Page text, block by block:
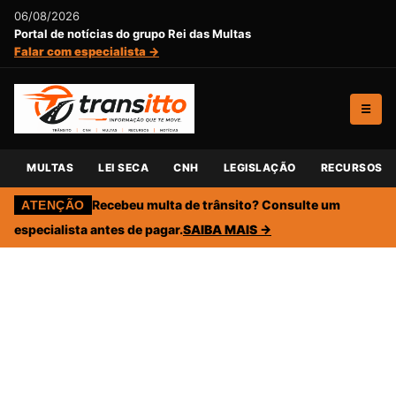
06/08/2026
Portal de notícias do grupo Rei das Multas
Falar com especialista →
☰
MULTAS LEI SECA CNH LEGISLAÇÃO RECURSOS
ATENÇÃO Recebeu multa de trânsito? Consulte um
especialista antes de pagar.SAIBA MAIS →